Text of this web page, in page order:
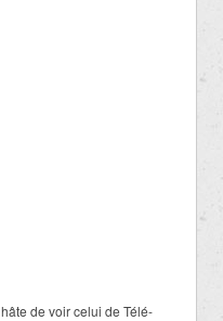
de voir celui de Télé-